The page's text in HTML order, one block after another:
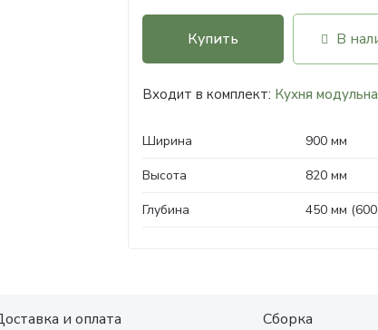
Купить В
Входит в комплект: Кухня
Ширина
900 мм
Высота
820 мм
Глубина
450 мм
и оплата Сборка